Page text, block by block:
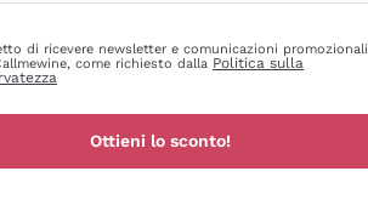
di ricevere newsletter e comunicazioni promozionali
come richiesto dalla Politica sulla
Ottieni lo sconto!